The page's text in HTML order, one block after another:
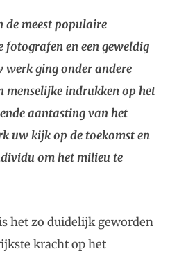
de meest populaire
en een geweldig
werk ging onder andere
menselijke indrukken op het
aantasting van het
uw kijk op de toekomst en
om het milieu te
het zo duidelijk geworden
kracht op het